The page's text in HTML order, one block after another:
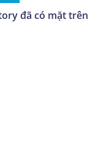
đã có mặt trên